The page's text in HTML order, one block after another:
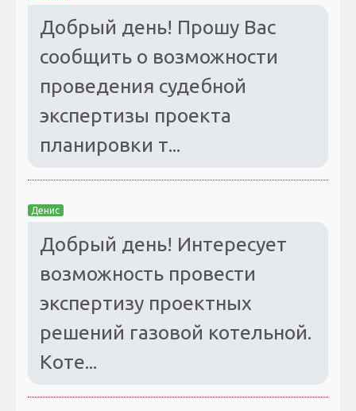
Добрый день! Прошу Вас
сообщить о возможности
проведения судебной
экспертизы проекта
планировки т...
Денис
Добрый день! Интересует
возможность провести
экспертизу проектных
решений газовой котельной.
Коте...